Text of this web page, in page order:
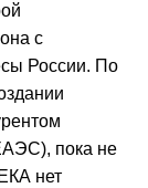
с
России. По
пока не
нет